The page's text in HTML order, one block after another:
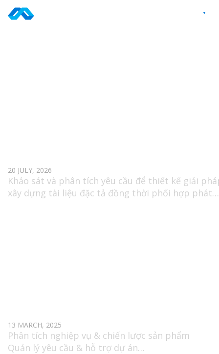
Skip
20 JULY, 2026
Khảo sát và phân tích yêu cầu để thiết kế giải
xây dựng tài liệu đặc tả đồng thời phối hợp phát
13 MARCH, 2025
Phân tích nghiệp vụ & chiến lược sản phẩm
Quản lý yêu cầu & hỗ trợ dự án